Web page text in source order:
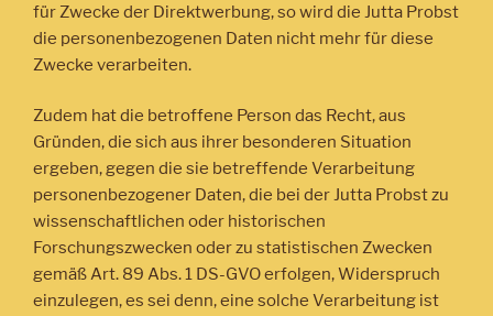
für Zwecke der Direktwerbung, so wird die Jutta Probst
die personenbezogenen Daten nicht mehr für diese
Zwecke verarbeiten.
Zudem hat die betroffene Person das Recht, aus
Gründen, die sich aus ihrer besonderen Situation
ergeben, gegen die sie betreffende Verarbeitung
personenbezogener Daten, die bei der Jutta Probst zu
wissenschaftlichen oder historischen
Forschungszwecken oder zu statistischen Zwecken
gemäß Art. 89 Abs. 1 DS-GVO erfolgen, Widerspruch
einzulegen, es sei denn, eine solche Verarbeitung ist